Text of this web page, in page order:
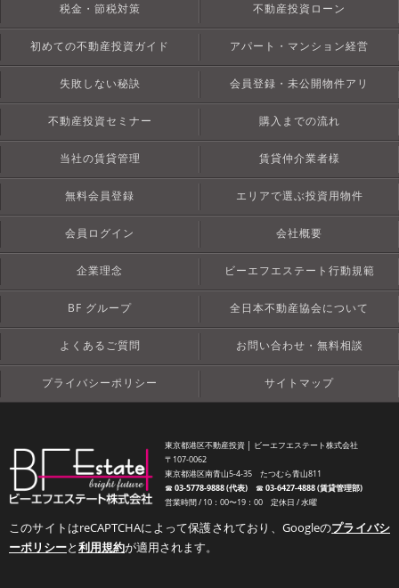
税金・節税対策 不動産投資ローン
初めての不動産投資ガイド アパート・マンション経営
失敗しない秘訣 会員登録・未公開物件アリ
不動産投資セミナー 購入までの流れ
当社の賃貸管理 賃貸仲介業者様
無料会員登録 エリアで選ぶ投資用物件
会員ログイン 会社概要
企業理念 ビーエフエステート行動規範
BF グループ 全日本不動産協会について
よくあるご質問 お問い合わせ・無料相談
プライバシーポリシー サイトマップ
東京都港区不動産投資 │ ビーエフエステート株式会社
〒107-0062
東京都港区南青山5-4-35 たつむら青山811
☎︎03-5778-9888 (代表)☎︎03-6427-4888 (賃貸管理部)
営業時間 / 10：00〜19：00 定休日 / 水曜
このサイトはreCAPTCHAによって保護されており、Googleのプライバシ
ーポリシーと利用規約が適用されます。